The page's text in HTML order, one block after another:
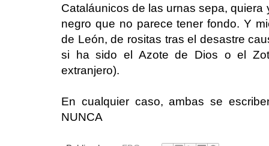
Cataláunicos de las urnas sepa,
negro que no parece tener fondo. Y
de León, de rositas tras el desastre
si ha sido el Azote de Dios o el
extranjero).
En cualquier caso, ambas se
NUNCA